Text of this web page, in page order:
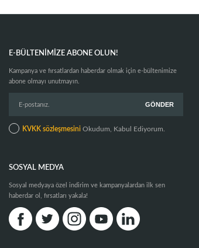
E-BÜLTENIMIZE ABONE OLUN!
Kampanya ve fırsatlardan haberdar olmak için e-bültenimize
abone olmayı unutmayın.
KVKK sözleşmesini Okudum, Kabul Ediyorum.
SOSYAL MEDYA
Sosyal medyaya özel indirim ve kampanyalardan ilk sen
haberdar ol, fırsatları yakala!